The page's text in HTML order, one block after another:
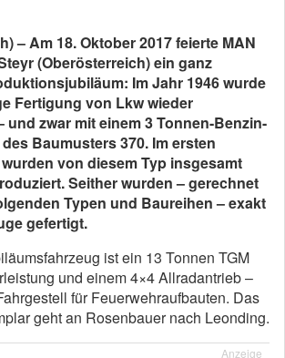
– Am 18. Oktober 2017 feierte MAN
(Oberösterreich) ein ganz
Im Jahr 1946 wurde
Fertigung von Lkw wieder
und zwar mit einem 3 Tonnen-Benzin-
Baumusters 370. Im ersten
von diesem Typ insgesamt
Seither wurden – gerechnet
Typen und Baureihen – exakt
gefertigt.
ist ein 13 Tonnen TGM
und einem 4×4 Allradantrieb –
für Feuerwehraufbauten. Das
geht an Rosenbauer nach Leonding.
Anzeige